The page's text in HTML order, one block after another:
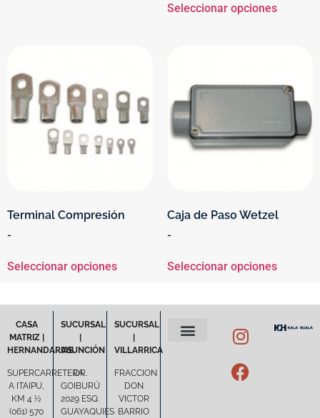
Seleccionar opciones
Terminal Compresión
-
Seleccionar opciones
Caja de Paso Wetzel
-
Seleccionar opciones
CASA
MATRIZ |
HERNANDARIAS
SUPERCARRETERA
A ITAIPU,
KM 4 ½
(061) 570
SUCURSAL
ASUNCIÓN
DR.
GOIBURÚ
2029 ESQ.
GUAYAQUIES
SUCURSAL
VILLARRICA
FRACCION
DON
VICTOR
BARRIO